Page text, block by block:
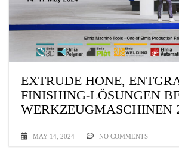
EXTRUDE HONE,
FINISHING-LÖSUNGEN
WERKZEUGMASCHINEN
MAY 14, 2024 NO COMMENTS